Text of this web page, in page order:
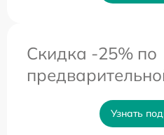
Скидка -25% по
Узнать